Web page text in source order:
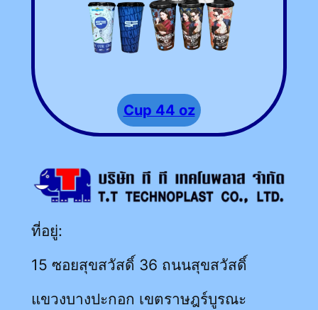
Cup 44 oz
ที่อยู่:
15 ซอยสุขสวัสดิ์ 36 ถนนสุขสวัสดิ์
แขวงบางปะกอก เขตราษฎร์บูรณะ